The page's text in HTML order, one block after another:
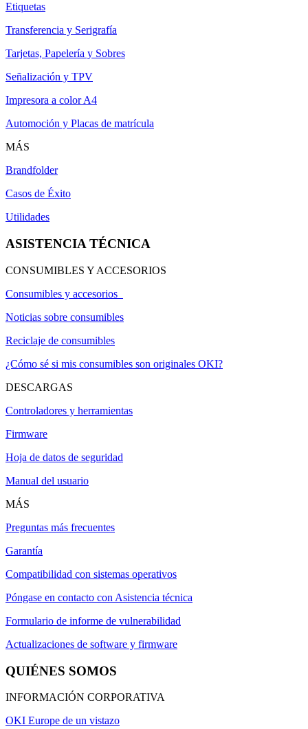
Etiquetas
Transferencia y Serigrafía
Tarjetas, Papelería y Sobres
Señalización y TPV
Impresora a color A4
Automoción y Placas de matrícula
MÁS
Brandfolder
Casos de Éxito
Utilidades
ASISTENCIA TÉCNICA
CONSUMIBLES Y ACCESORIOS
Consumibles y accesorios
Noticias sobre consumibles
Reciclaje de consumibles
¿Cómo sé si mis consumibles son originales OKI?
DESCARGAS
Controladores y herramientas
Firmware
Hoja de datos de seguridad
Manual del usuario
MÁS
Preguntas más frecuentes
Garantía
Compatibilidad con sistemas operativos
Póngase en contacto con Asistencia técnica
Formulario de informe de vulnerabilidad
Actualizaciones de software y firmware
QUIÉNES SOMOS
INFORMACIÓN CORPORATIVA
OKI Europe de un vistazo